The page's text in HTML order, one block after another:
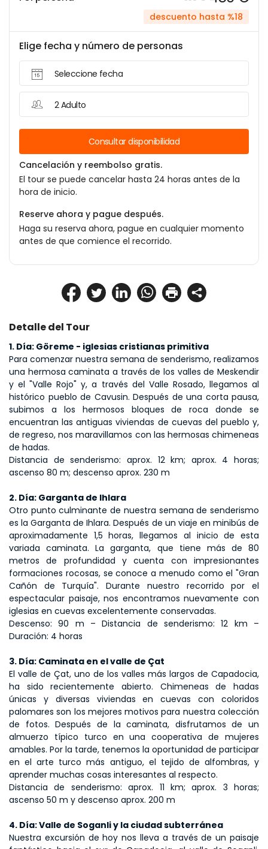
Detalle del Tour
1. Día: Göreme - iglesias cristianas primitiva
Para comenzar nuestra semana de senderismo, realizamos
una hermosa caminata a través de los valles de Meskendir
y el "Valle Rojo" y, a través del Valle Rosado, llegamos al
histórico pueblo de Cavusin. Después de una corta pausa,
subimos a los hermosos bloques de roca donde se
encuentran las antiguas viviendas de cuevas del pueblo y,
de regreso, nos maravillamos con las hermosas chimeneas
de hadas.
Distancia de senderismo: aprox. 12 km; aprox. 4 horas;
ascenso 80 m; descenso aprox. 230 m
2. Día: Garganta de Ihlara
Otro punto culminante de nuestra semana de senderismo
es la Garganta de Ihlara. Después de un viaje en minibús de
aproximadamente 1,5 horas, llegamos al inicio de esta
variada caminata. La garganta, que tiene más de 80
metros de profundidad y cuenta con impresionantes
formaciones rocosas, se conoce a menudo como el "Gran
Cañón de Turquía". Durante nuestro recorrido por el
espectacular paisaje, nos encontramos nuevamente con
iglesias en cuevas excelentemente conservadas.
Descenso: 90 m – Distancia de senderismo: 12 km –
Duración: 4 horas
3. Día: Caminata en el valle de Çat
El valle de Çat, uno de los valles más largos de Capadocia,
ha sido recientemente abierto. Chimeneas de hadas
únicas y diversas viviendas en cuevas con coloridos
palomares son los mejores motivos para nuestra colección
de fotos. Después de la caminata, disfrutamos de un
almuerzo típico turco en una cooperativa de mujeres
amables. Por la tarde, tenemos la oportunidad de participar
en el arte turco más antiguo, el tejido de alfombras, y
aprender muchas cosas interesantes al respecto.
Distancia de senderismo: aprox. 11 km; aprox. 3 horas;
ascenso 50 m y descenso aprox. 200 m
4. Día: Valle de Soganli y la ciudad subterránea
Nuestra excursión de hoy nos lleva a través de un paisaje
descuento hasta %18
Elige fecha y número de personas
Seleccione fecha
2 Adulto
Consultar disponibilidad
Cancelación y reembolso gratis.
El tour se puede cancelar hasta 24 horas antes de la
hora de inicio.
Reserve ahora y pague después.
Haga su reserva ahora, pague en cualquier momento
antes de que comience el recorrido.